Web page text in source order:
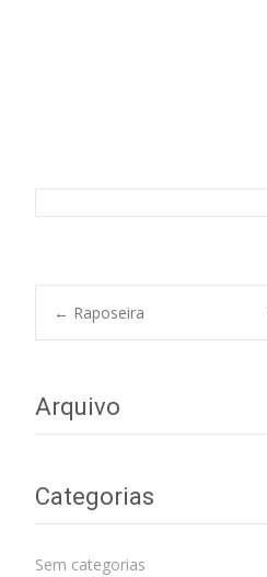
Post
← Raposeira
Arquivo
Categorias
Sem categorias